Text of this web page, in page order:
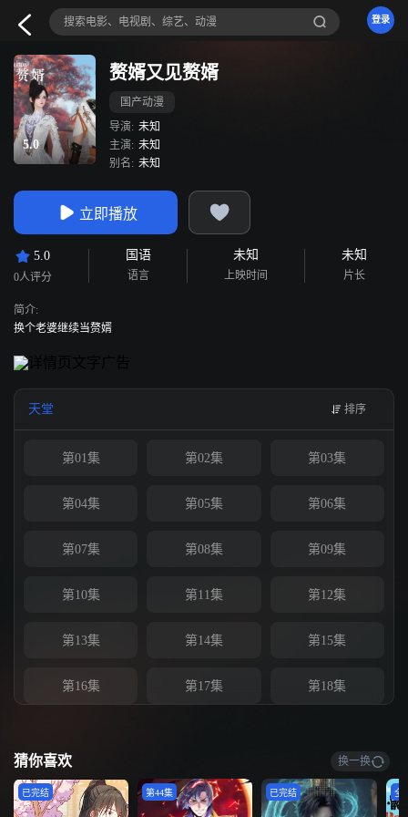
登录
5.0
赘婿又见赘婿
国产动漫
导演: 未知
主演: 未知
别名: 未知
立即播放
5.0
0人评分
国语
语言
未知
上映时间
未知
片长
简介:
换个老婆继续当赘婿
天堂 排序
第01集 第02集 第03集
第04集 第05集 第06集
第07集 第08集 第09集
第10集 第11集 第12集
第13集 第14集 第15集
第16集 第17集 第18集
第22集 第23集 第24集
猜你喜欢 换一换
已完结 第44集 已完结 全